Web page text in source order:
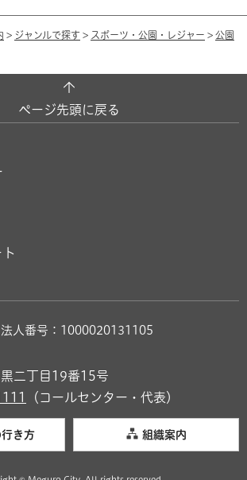
> ジャンルで探す > スポーツ・公園・レジャー > 公園
ページ先頭に戻る
法人番号：1000020131105
二丁目19番15号
（コールセンター・代表）
き方 組織案内